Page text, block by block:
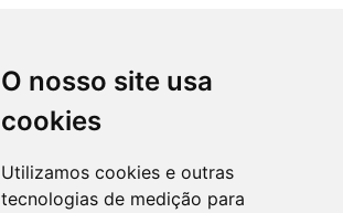
O nosso site usa
cookies
Utilizamos cookies e outras
tecnologias de medição para
CIDADE DE
Carapicuíba